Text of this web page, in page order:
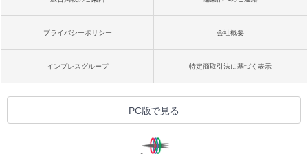
プライバシーポリシー 会社概要
インプレスグループ 特定商取引法に基づく表示
PC版で見る